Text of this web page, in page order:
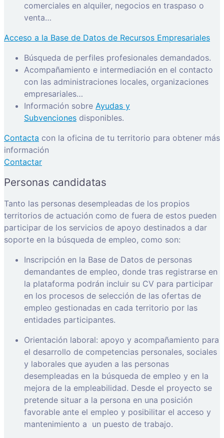
comerciales en alquiler, negocios en traspaso o
venta…
Acceso a la Base de Datos de Recursos Empresariales
Búsqueda de perfiles profesionales demandados.
Acompañamiento e intermediación en el contacto
con las administraciones locales, organizaciones
empresariales…
Información sobre Ayudas y
Subvenciones disponibles.
Contacta con la oficina de tu territorio para obtener más
información
Contactar
Personas candidatas
Tanto las personas desempleadas de los propios
territorios de actuación como de fuera de estos pueden
participar de los servicios de apoyo destinados a dar
soporte en la búsqueda de empleo, como son:
Inscripción en la Base de Datos de personas
demandantes de empleo, donde tras registrarse en
la plataforma podrán incluir su CV para participar
en los procesos de selección de las ofertas de
empleo gestionadas en cada territorio por las
entidades participantes.
Orientación laboral: apoyo y acompañamiento para
el desarrollo de competencias personales, sociales
y laborales que ayuden a las personas
desempleadas en la búsqueda de empleo y en la
mejora de la empleabilidad. Desde el proyecto se
pretende situar a la persona en una posición
favorable ante el empleo y posibilitar el acceso y
mantenimiento a un puesto de trabajo.